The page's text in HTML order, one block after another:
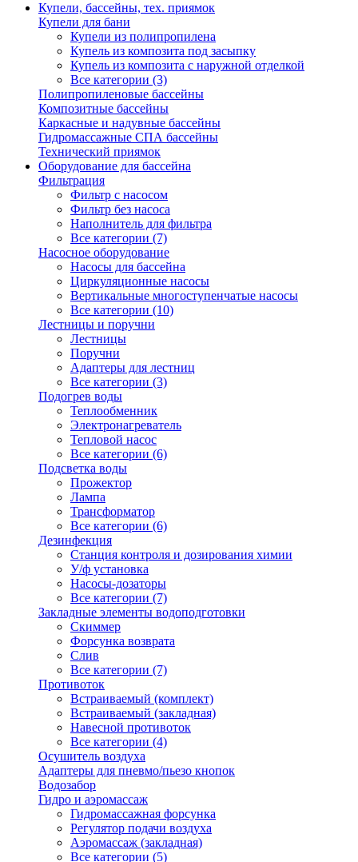
Купели, бассейны, тех. приямок
Купели для бани
Купели из полипропилена
Купель из композита под засыпку
Купель из композита с наружной отделкой
Все категории (3)
Полипропиленовые бассейны
Композитные бассейны
Каркасные и надувные бассейны
Гидромассажные СПА бассейны
Технический приямок
Оборудование для бассейна
Фильтрация
Фильтр с насосом
Фильтр без насоса
Наполнитель для фильтра
Все категории (7)
Насосное оборудование
Насосы для бассейна
Циркуляционные насосы
Вертикальные многоступенчатые насосы
Все категории (10)
Лестницы и поручни
Лестницы
Поручни
Адаптеры для лестниц
Все категории (3)
Подогрев воды
Теплообменник
Электронагреватель
Тепловой насос
Все категории (6)
Подсветка воды
Прожектор
Лампа
Трансформатор
Все категории (6)
Дезинфекция
Станция контроля и дозирования химии
У/ф установка
Насосы-дозаторы
Все категории (7)
Закладные элементы водоподготовки
Скиммер
Форсунка возврата
Слив
Все категории (7)
Противоток
Встраиваемый (комплект)
Встраиваемый (закладная)
Навесной противоток
Все категории (4)
Осушитель воздуха
Адаптеры для пневмо/пьезо кнопок
Водозабор
Гидро и аэромассаж
Гидромассажная форсунка
Регулятор подачи воздуха
Аэромассаж (закладная)
Все категории (5)